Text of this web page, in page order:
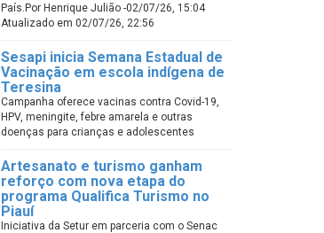
País.Por Henrique Julião -02/07/26, 15:04
Atualizado em 02/07/26, 22:56
Sesapi inicia Semana Estadual de
Vacinação em escola indígena de
Teresina
Campanha oferece vacinas contra Covid-19,
HPV, meningite, febre amarela e outras
doenças para crianças e adolescentes
Artesanato e turismo ganham
reforço com nova etapa do
programa Qualifica Turismo no
Piauí
Iniciativa da Setur em parceria com o Senac